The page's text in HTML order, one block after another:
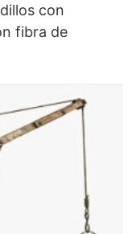
con
fibra de